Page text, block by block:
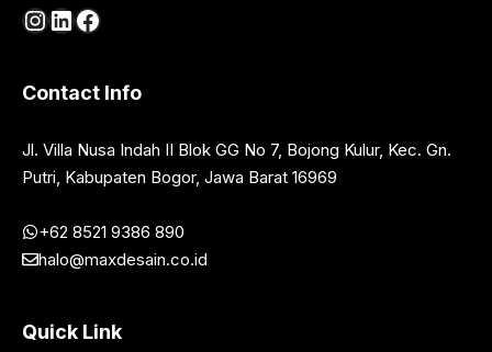
Instagram
LinkedIn
Facebook
Contact Info
Jl. Villa Nusa Indah II Blok GG No 7, Bojong Kulur, Kec. Gn.
Putri, Kabupaten Bogor, Jawa Barat 16969
+62 8521 9386 890
halo@maxdesain.co.id
Quick Link